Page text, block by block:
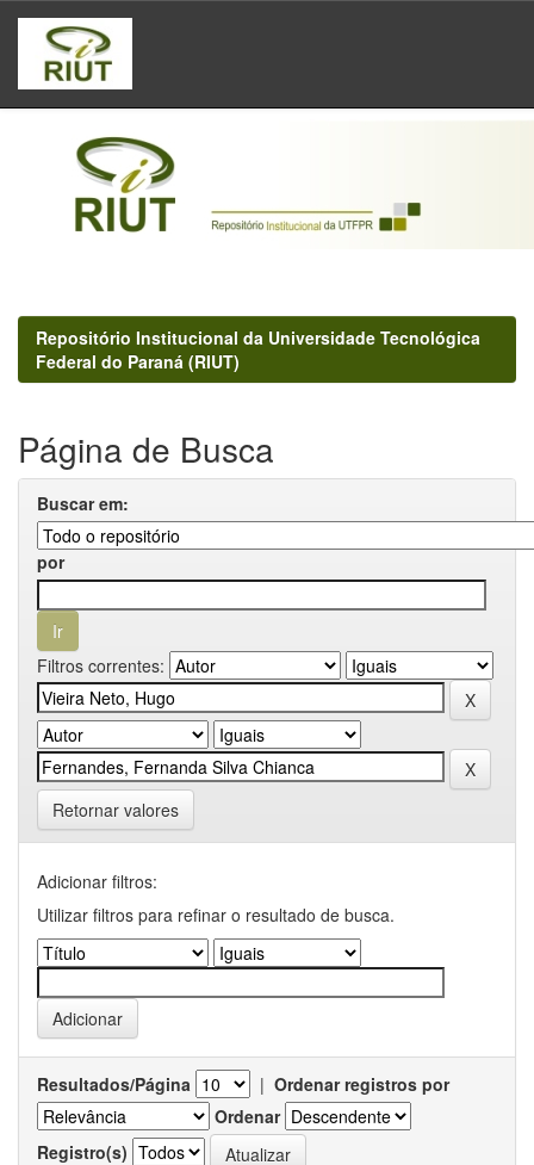
Skip
navigation
Repositório Institucional da Universidade Tecnológica
Federal do Paraná (RIUT)
Página de Busca
Buscar em:
por
Filtros correntes:
Retornar valores
Adicionar filtros:
Utilizar filtros para refinar o resultado de busca.
Resultados/Página | Ordenar registros por
Ordenar
Registro(s)